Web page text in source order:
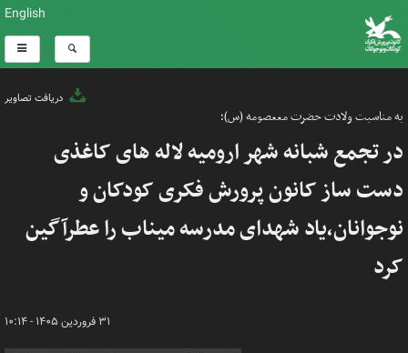
English
دریافت تصاویر
به مناسبت ولادت حضرت مععصومه (س)؛
در تجمع شبانه شهر ارومیه لاله های کاغذی
دست ساز کانون پرورش فکری کودکان و
نوجوانان،یاد شهدای مدرسه میناب را عطرآگین
کرد
۳۱ فروردین ۱۴۰۵ - ۱۰:۱۴